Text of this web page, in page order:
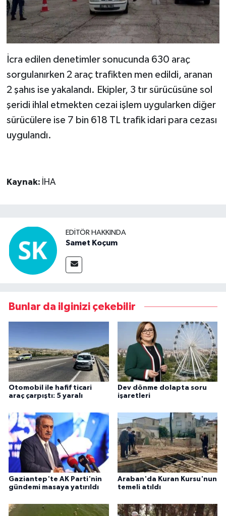
İcra edilen denetimler sonucunda 630 araç
sorgulanırken 2 araç trafikten men edildi, aranan
2 şahıs ise yakalandı. Ekipler, 3 tır sürücüsüne sol
şeridi ihlal etmekten cezai işlem uygularken diğer
sürücülere ise 7 bin 618 TL trafik idari para cezası
uygulandı.
Kaynak: İHA
EDITÖR HAKKINDA
Samet Koçum
Bunlar da ilginizi çekebilir
Otomobil ile hafif ticari
araç çarpıştı: 5 yaralı
Dev dönme dolapta soru
işaretleri
Gaziantep'te AK Parti'nin
gündemi masaya yatırıldı
Araban'da Kuran Kursu'nun
temeli atıldı